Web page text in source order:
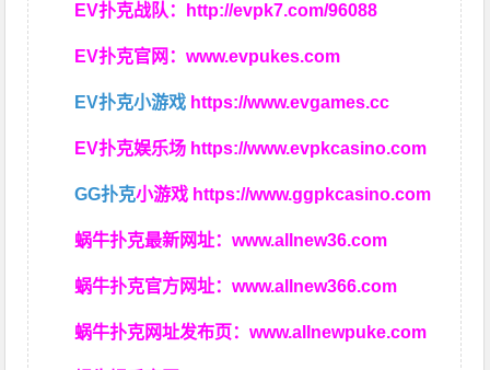
EV扑克战队： http://evpk7.com/96088
EV扑克官网：www.evpukes.com
EV扑克小游戏 https://www.evgames.cc
EV扑克娱乐场 https://www.evpkcasino.com
GG扑克小游戏 https://www.ggpkcasino.com
蜗牛扑克最新网址：www.allnew36.com
蜗牛扑克官方网址：www.allnew366.com
蜗牛扑克网址发布页：www.allnewpuke.com